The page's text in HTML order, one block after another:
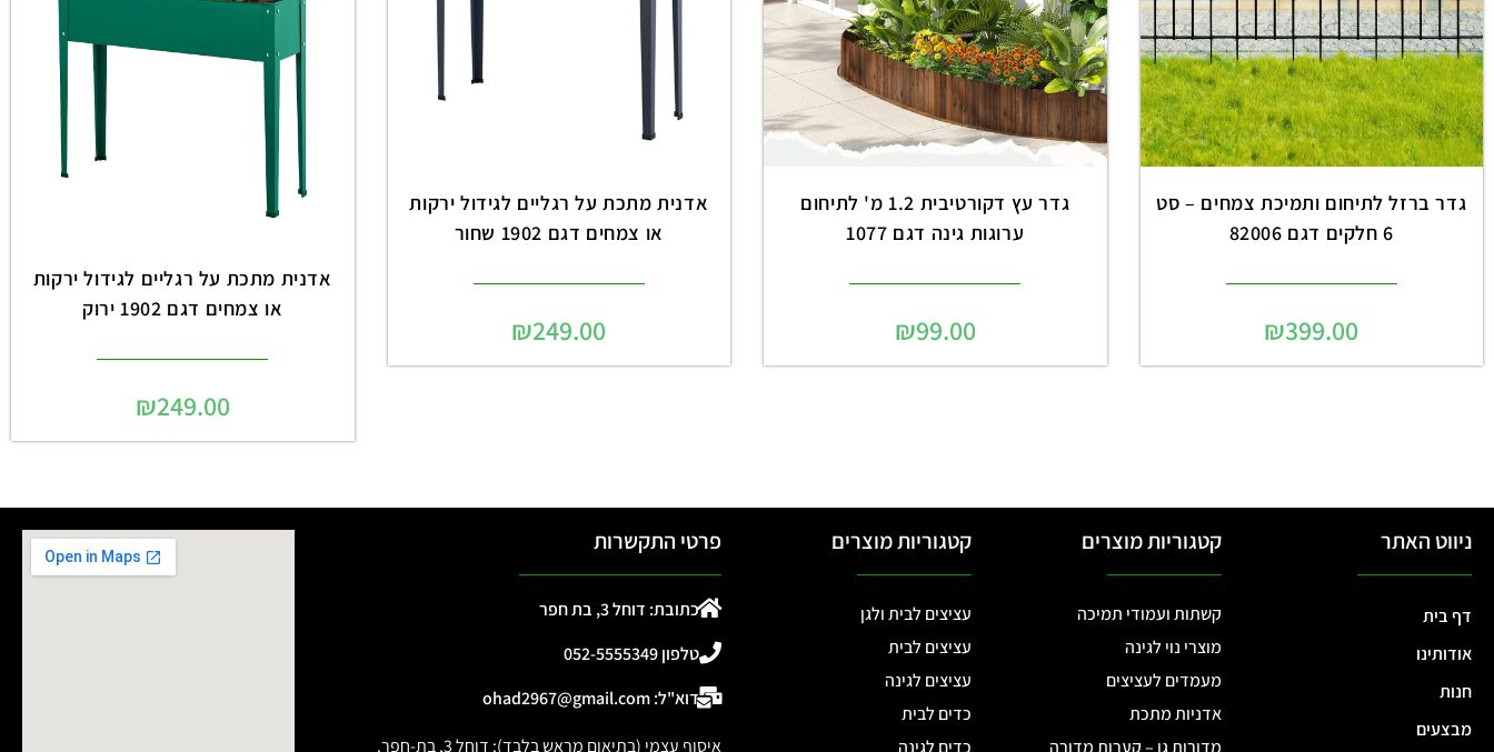
גדר ברזל לתיחום ותמיכת צמחים – סט
6 חלקים דגם 82006
₪399.00
גדר עץ דקורטיבית 1.2 מ' לתיחום
ערוגות גינה דגם 1077
₪99.00
אדנית מתכת על רגליים לגידול ירקות
או צמחים דגם 1902 שחור
₪249.00
אדנית מתכת על רגליים לגידול ירקות
או צמחים דגם 1902 ירוק
₪249.00
ניווט האתר
דף בית
אודותינו
חנות
מבצעים
קטגוריות מוצרים
קשתות ועמודי תמיכה
מוצרי נוי לגינה
מעמדים לעציצים
אדניות מתכת
מדורות גן – קערות מדורה
קטגוריות מוצרים
עציצים לבית ולגן
עציצים לבית
עציצים לגינה
כדים לבית
כדים לגינה
פרטי התקשרות
כתובת: דוחל 3, בת חפר
טלפון 052-5555349
דוא"ל: ohad2967@gmail.com
איסוף עצמי (בתיאום מראש בלבד): דוחל 3, בת-חפר.